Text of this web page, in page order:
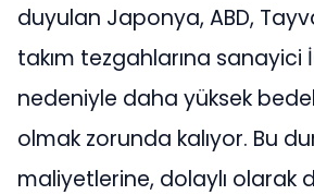
duyulan Japonya, ABD,
takım tezgahlarına sanayici
nedeniyle daha yüksek
olmak zorunda kalıyor. Bu
maliyetlerine, dolaylı olarak